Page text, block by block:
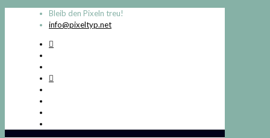
Bleib den Pixeln treu!
info@pixeltyp.net